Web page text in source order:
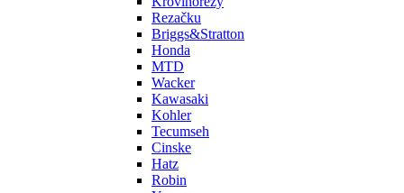
Rezačku
Briggs&Stratton
Honda
MTD
Wacker
Kawasaki
Kohler
Tecumseh
Cinske
Hatz
Robin